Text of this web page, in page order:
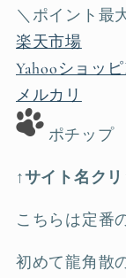
＼ポイント最
楽天市場
Yahooショッ
メルカリ
ポチップ
↑サイト名ク
こちらは定番
初めて龍角散